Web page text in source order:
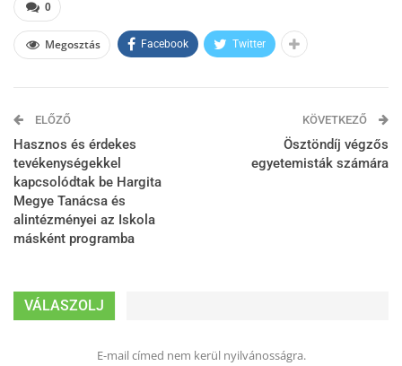
0
Megosztás Facebook Twitter
ELŐZŐ
Hasznos és érdekes
tevékenységekkel
kapcsolódtak be Hargita
Megye Tanácsa és
alintézményei az Iskola
másként programba
KÖVETKEZŐ
Ösztöndíj végzős
egyetemisták számára
VÁLASZOLJ
E-mail címed nem kerül nyilvánosságra.